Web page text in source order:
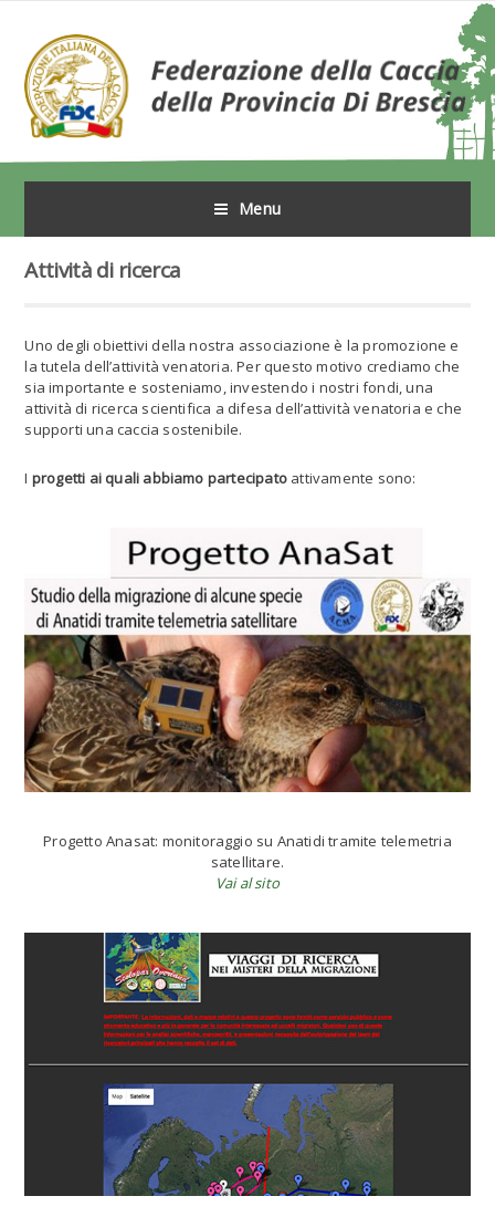
Menu
Attività di ricerca
Uno degli obiettivi della nostra associazione è la promozione e
la tutela dell’attività venatoria. Per questo motivo crediamo che
sia importante e sosteniamo, investendo i nostri fondi, una
attività di ricerca scientifica a difesa dell’attività venatoria e che
supporti una caccia sostenibile.
I progetti ai quali abbiamo partecipato attivamente sono:
Progetto Anasat: monitoraggio su Anatidi tramite telemetria
satellitare.
Vai al sito